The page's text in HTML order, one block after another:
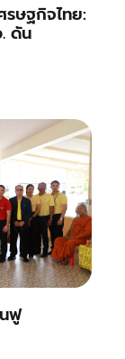
ษฐกิจไทย:
ดัน
ฟู